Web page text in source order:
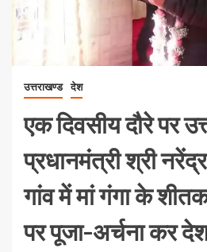
उत्तराखण्ड देश
एक दिवसीय दौरे पर
प्रधानमंत्री श्री
गांव में मां गंगा के
पर पूजा-अर्चना कर